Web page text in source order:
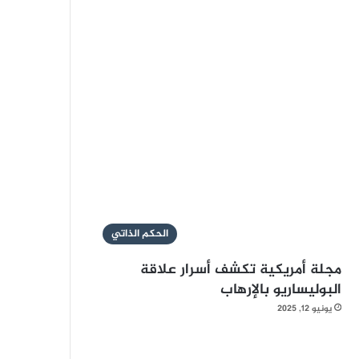
الحكم الذاتي
مجلة أمريكية تكشف أسرار علاقة
البوليساريو بالإرهاب
يونيو 12, 2025